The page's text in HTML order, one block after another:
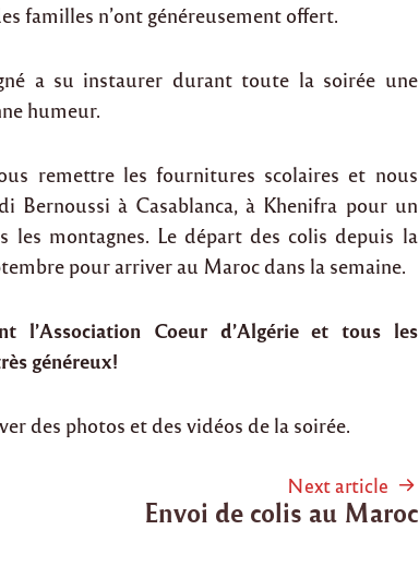
familles n’ont généreusement offert.
a su instaurer durant toute la soirée une
humeur.
remettre les fournitures scolaires et nous
Bernoussi à Casablanca, à Khenifra pour un
les montagnes. Le départ des colis depuis la
pour arriver au Maroc dans la semaine.
l’Association Coeur d’Algérie et tous les
généreux!
des photos et des vidéos de la soirée.
Next article
Envoi de colis au Maroc